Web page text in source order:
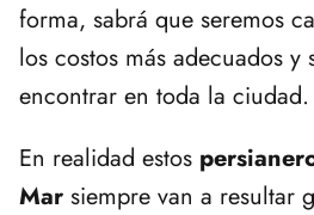
forma, sabrá que seremos
los costos más adecuados
encontrar en toda la ciudad.
En realidad estos
Mar siempre van a resultar